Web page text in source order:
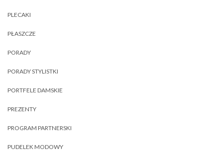
PLECAKI
PŁASZCZE
PORADY
PORADY STYLISTKI
PORTFELE DAMSKIE
PREZENTY
PROGRAM PARTNERSKI
PUDELEK MODOWY